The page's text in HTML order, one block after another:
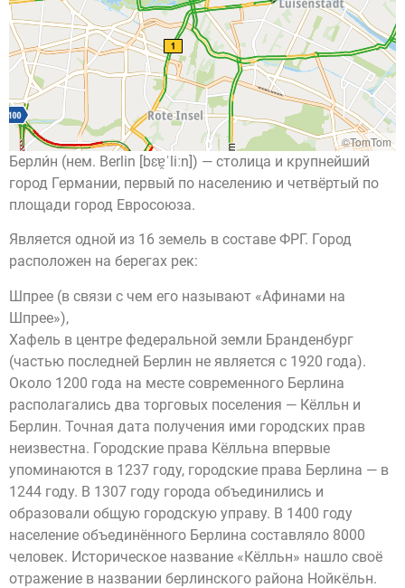
©TomTom
Берли́н (нем. Berlin [bɛɐ̯ˈliːn]) — столица и крупнейший
город Германии, первый по населению и четвёртый по
площади город Евросоюза.
Является одной из 16 земель в составе ФРГ. Город
расположен на берегах рек:
Шпрее (в связи с чем его называют «Афинами на
Шпрее»),
Хафель в центре федеральной земли Бранденбург
(частью последней Берлин не является с 1920 года).
Около 1200 года на месте современного Берлина
располагались два торговых поселения — Кёлльн и
Берлин. Точная дата получения ими городских прав
неизвестна. Городские права Кёлльна впервые
упоминаются в 1237 году, городские права Берлина — в
1244 году. В 1307 году города объединились и
образовали общую городскую управу. В 1400 году
население объединённого Берлина составляло 8000
человек. Историческое название «Кёлльн» нашло своё
отражение в названии берлинского района Нойкёльн.